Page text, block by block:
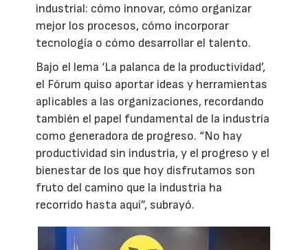
industrial: cómo innovar, cómo organizar
mejor los procesos, cómo incorporar
tecnología o cómo desarrollar el talento.
Bajo el lema ‘La palanca de la productividad’,
el Fórum quiso aportar ideas y herramientas
aplicables a las organizaciones, recordando
también el papel fundamental de la industria
como generadora de progreso. “No hay
productividad sin industria, y el progreso y el
bienestar de los que hoy disfrutamos son
fruto del camino que la industria ha
recorrido hasta aquí”, subrayó.